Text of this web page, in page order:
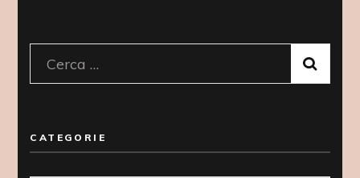
Ricerca
per:
CATEGORIE